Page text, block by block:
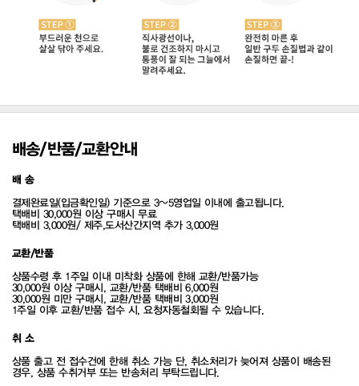
배송/반품/교환안내
배 송
결제완료일(입금확인일) 기준으로 3~5영업일 이내에 출고됩니다.
택배비 30,000원 이상 구매시 무료
택배비 3,000원/ 제주,도서산간지역 추가 3,000원
교환/반품
상품수령 후 1주일 이내 미착화 상품에 한해 교환/반품가능
30,000원 이상 구매시, 교환/반품 택배비 6,000원
30,000원 미만 구매시, 교환/반품 택배비 3,000원
1주일 이후 교환/반품 접수 시, 요청자동철회될 수 있습니다.
취 소
상품 출고 전 접수건에 한해 취소 가능 단, 취소처리가 늦어져 상품이 배송된
경우, 상품 수취거부 또는 반송처리 부탁드립니다.